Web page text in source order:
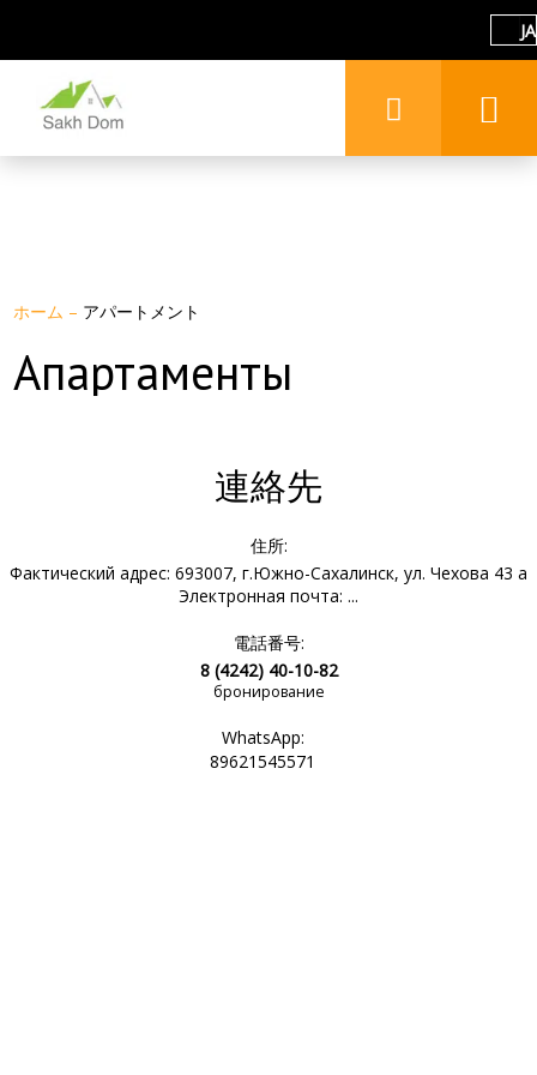
JA
ホーム – アパートメント
Апартаменты
連絡先
住所:
Фактический адрес: 693007, г.Южно-Сахалинск, ул. Чехова 43 а
Электронная почта: ...
電話番号:
8 (4242) 40-10-82
бронирование
WhatsApp:
89621545571